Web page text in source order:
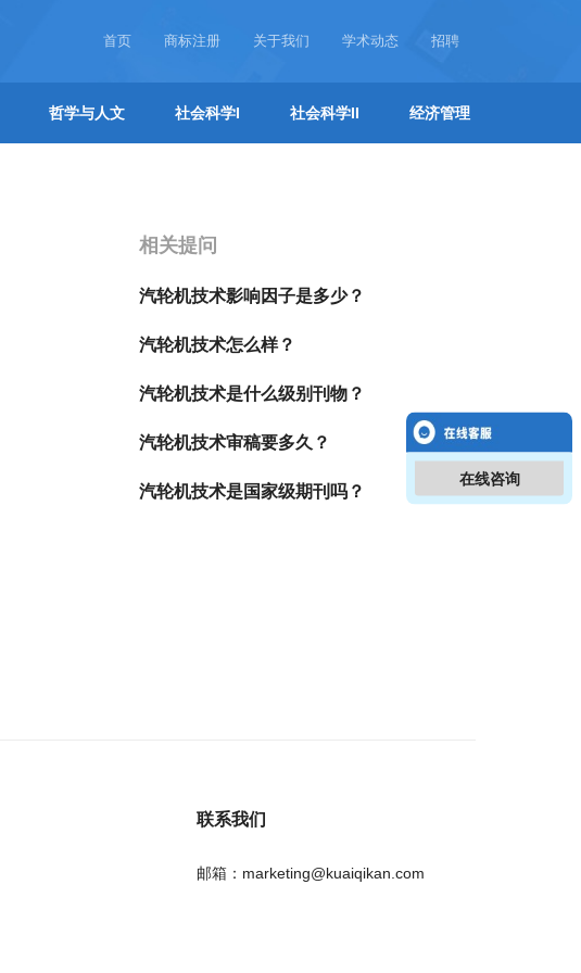
首页 商标注册 关于我们 学术动态 招聘
哲学与人文 社会科学I 社会科学II 经济管理
相关提问
汽轮机技术影响因子是多少？
汽轮机技术怎么样？
汽轮机技术是什么级别刊物？
汽轮机技术审稿要多久？
汽轮机技术是国家级期刊吗？
联系我们
邮箱：marketing@kuaiqikan.com
在线咨询